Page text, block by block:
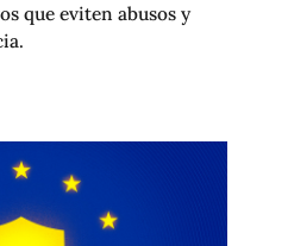
que eviten abusos y